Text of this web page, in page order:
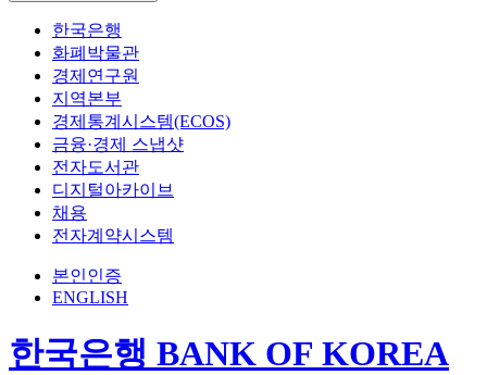
한국은행
화폐박물관
경제연구원
지역본부
경제통계시스템(ECOS)
금융·경제 스냅샷
전자도서관
디지털아카이브
채용
전자계약시스템
본인인증
ENGLISH
한국은행 BANK OF KOREA